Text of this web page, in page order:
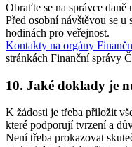
Obraťte se na správce daně
Před osobní návštěvou se
hodinách pro veřejnost.
Kontakty na orgány
stránkách Finanční správy
10. Jaké doklady je
K žádosti je třeba přiložit
které podporují tvrzení a
Není třeba prokazovat